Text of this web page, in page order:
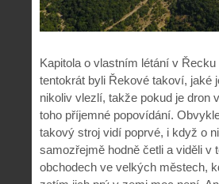
Kapitola o vlastním létání v
tentokrát byli Řekové takoví, jaké
nikoliv vlezlí, takže pokud je dron
toho příjemné popovídání.
takový stroj vidí poprvé, i když o
samozřejmě hodně četli a viděli v
obchodech ve velkých městech,